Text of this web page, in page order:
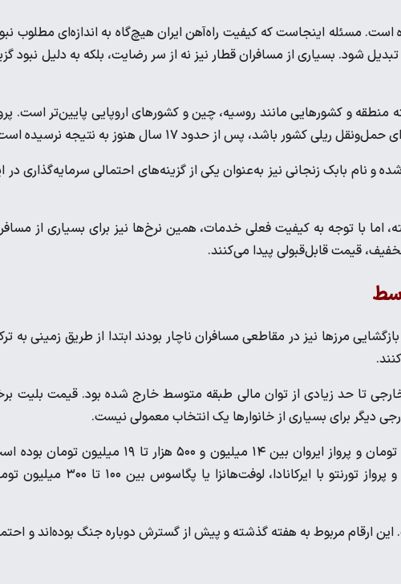
مسئله اینجاست که کیفیت راه‌آهن ایران هیچ‌گاه به اندازه‌ای مطلوب
شود. بسیاری از مسافران قطار نیز نه از سر رضایت، بلکه به دلیل نبود
منطقه و کشورهایی مانند روسیه، چین و کشورهای اروپایی پایین‌تر است.
باشد، پس از حدود ۱۷ سال هنوز به نتیجه نرسیده است.
نام بابک زنجانی نیز به‌عنوان یکی از گزینه‌های احتمالی سرمایه‌گذاری در
اما با توجه به کیفیت فعلی خدمات، همین نرخ‌ها نیز برای بسیاری از
قیمت قابل‌قبولی پیدا می‌کنند.
مرزها نیز در مقاطعی مسافران ناچار بودند ابتدا از طریق زمینی به
تا حد زیادی از توان مالی طبقه متوسط خارج شده بود. قیمت بلیت
برای بسیاری از خانوارها یک انتخاب معمولی نیست.
قیمت پرواز استانبول با شرکت‌های ایرانی حدود ۲۴ میلیون تومان و پرواز ایروان بین ۱۴ میلیون و ۵۰۰ هزار تا ۱۹ میلیون
بلیت آمستردام با پرواز پگاسوس حدود ۳۵ میلیون تومان و پرواز تورنتو با ایرکانادا، لوفت‌هانزا یا
تومان رسیده است. این ارقام مربوط به هفته گذشته و پیش از گسترش دوباره جنگ بوده‌اند و